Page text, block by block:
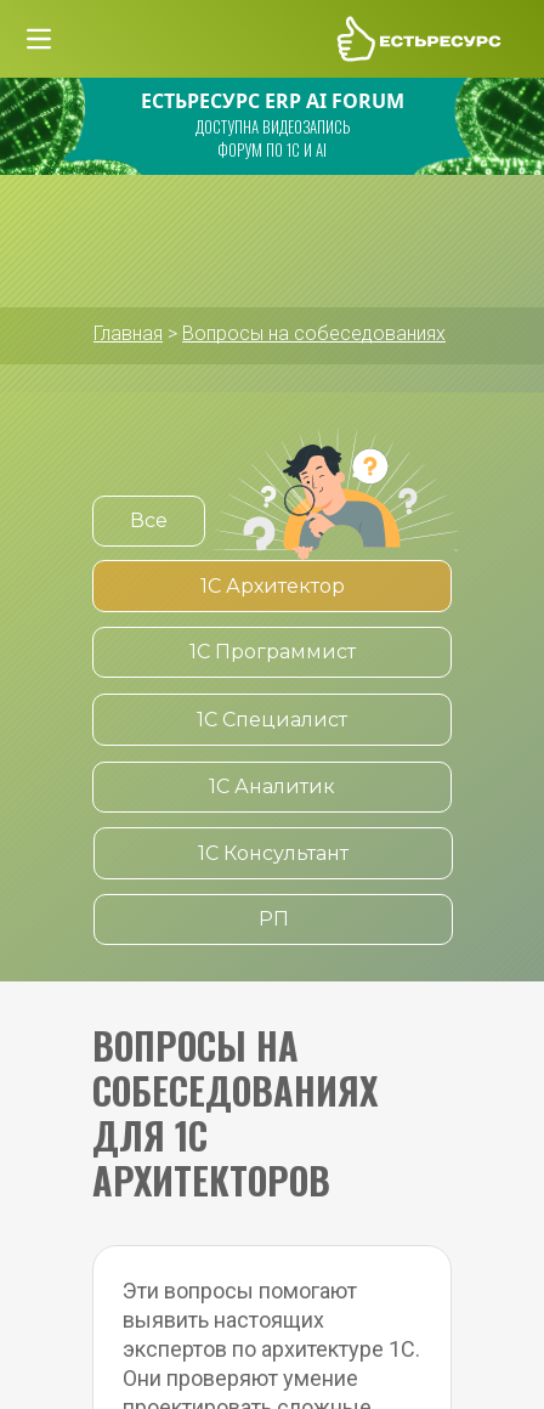
ЕСТЬРЕСУРС ERP AI FORUM
ФОРУМ ПО 1С И AI
ДОСТУПНА ВИДЕОЗАПИСЬ
1С Архитектор
1С Консультант
Все
1С Аналитик
РП
1С Программист
1С Специалист
Главная > Вопросы на собеседованиях
ВОПРОСЫ НА
СОБЕСЕДОВАНИЯХ
ДЛЯ 1С
АРХИТЕКТОРОВ
Эти вопросы помогают
выявить настоящих
экспертов по архитектуре 1С.
Они проверяют умение